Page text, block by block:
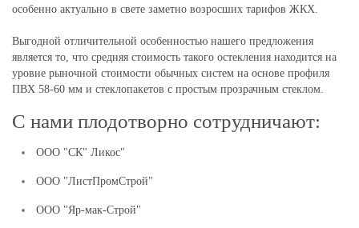
особенно актуально в свете заметно возросших тарифов ЖКХ.
Выгодной отличительной особенностью нашего предложения
является то, что средняя стоимость такого остекления находится на
уровне рыночной стоимости обычных систем на основе профиля
ПВХ 58-60 мм и стеклопакетов с простым прозрачным стеклом.
С нами плодотворно сотрудничают:
ООО "СК" Ликос"
ООО "ЛистПромСтрой"
ООО "Яр-мак-Строй"